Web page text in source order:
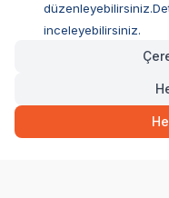
Müşteri Hizmetleri
Ovacık Mah. Hacıoğlu
Müşteri Destek Hattı
inceleyebilirsiniz.